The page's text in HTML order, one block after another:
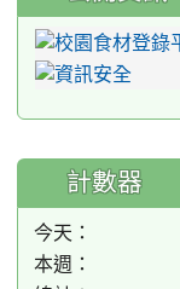
計數器
今天：
本週：